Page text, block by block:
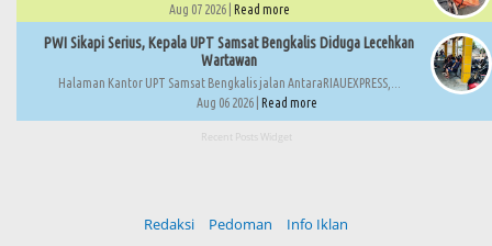
Aug 07 2026 | Read more
PWI Sikapi Serius, Kepala UPT Samsat Bengkalis Diduga Lecehkan
Wartawan
Halaman Kantor UPT Samsat Bengkalis jalan AntaraRIAUEXPRESS,...
Aug 06 2026 | Read more
Recent Posts Widget
Redaksi Pedoman
Info Iklan